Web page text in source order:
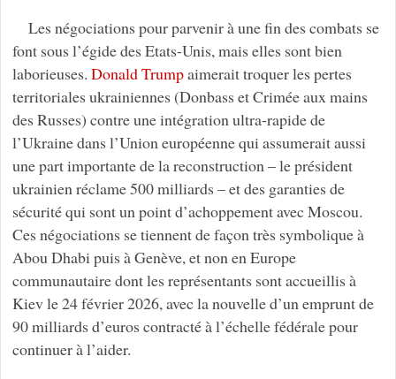
Les négociations pour parvenir à une fin des combats se
font sous l’égide des Etats-Unis, mais elles sont bien
laborieuses. Donald Trumpaimerait troquer les pertes
territoriales ukrainiennes (Donbass et Crimée aux mains
des Russes) contre une intégration ultra-rapide de
l’Ukraine dans l’Union européenne qui assumerait aussi
une part importante de la reconstruction – le président
ukrainien réclame 500 milliards – et des garanties de
sécurité qui sont un point d’achoppement avec Moscou.
Ces négociations se tiennent de façon très symbolique à
Abou Dhabi puis à Genève, et non en Europe
communautaire dont les représentants sont accueillis à
Kiev le 24 février 2026, avec la nouvelle d’un emprunt de
90 milliards d’euros contracté à l’échelle fédérale pour
continuer à l’aider.